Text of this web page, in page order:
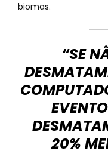
biomas.
“SE
20%